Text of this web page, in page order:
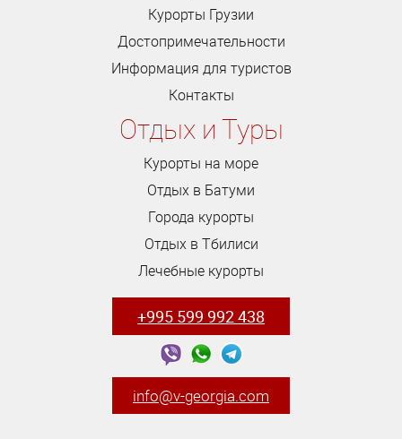
Курорты Грузии
Достопримечательности
Информация для туристов
Контакты
Отдых и Туры
Курорты на море
Отдых в Батуми
Города курорты
Отдых в Тбилиси
Лечебные курорты
+995 599 992 438
info@v-georgia.com